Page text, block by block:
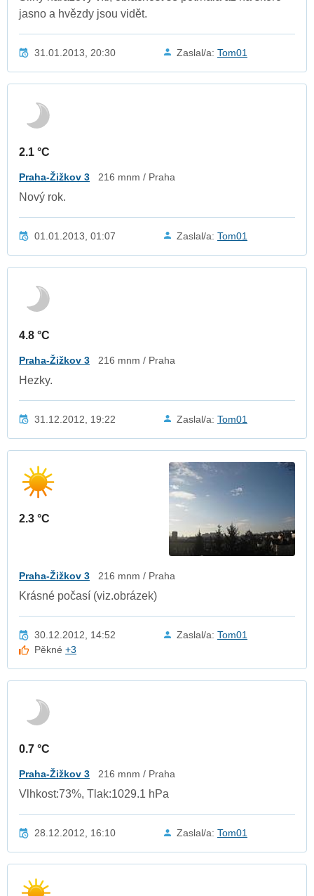
jasno a hvězdy jsou vidět.
31.01.2013, 20:30 Zaslal/a: Tom01
2.1 °C
Praha-Žižkov 3 216 mnm / Praha
Nový rok.
01.01.2013, 01:07 Zaslal/a: Tom01
4.8 °C
Praha-Žižkov 3 216 mnm / Praha
Hezky.
31.12.2012, 19:22 Zaslal/a: Tom01
2.3 °C
Praha-Žižkov 3 216 mnm / Praha
Krásné počasí (viz.obrázek)
30.12.2012, 14:52 Zaslal/a: Tom01
Pěkné+3
0.7 °C
Praha-Žižkov 3 216 mnm / Praha
Vlhkost:73%, Tlak:1029.1 hPa
28.12.2012, 16:10 Zaslal/a: Tom01